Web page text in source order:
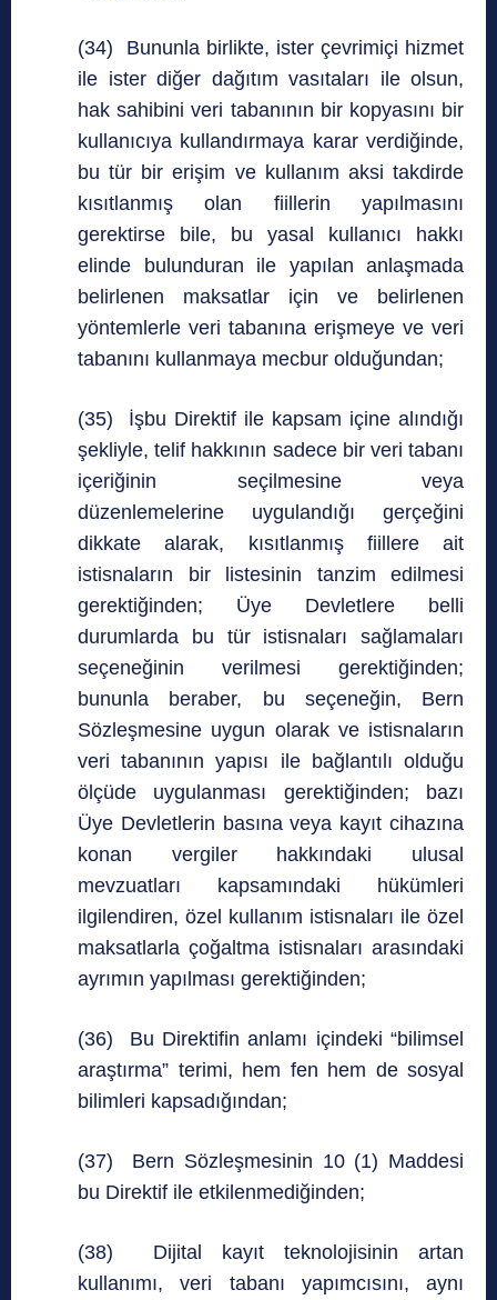
(34) Bununla birlikte, ister çevrimiçi hizmet
ile ister diğer dağıtım vasıtaları ile olsun,
hak sahibini veri tabanının bir kopyasını bir
kullanıcıya kullandırmaya karar verdiğinde,
bu tür bir erişim ve kullanım aksi takdirde
kısıtlanmış olan fiillerin yapılmasını
gerektirse bile, bu yasal kullanıcı hakkı
elinde bulunduran ile yapılan anlaşmada
belirlenen maksatlar için ve belirlenen
yöntemlerle veri tabanına erişmeye ve veri
tabanını kullanmaya mecbur olduğundan;
(35) İşbu Direktif ile kapsam içine alındığı
şekliyle, telif hakkının sadece bir veri tabanı
içeriğinin seçilmesine veya
düzenlemelerine uygulandığı gerçeğini
dikkate alarak, kısıtlanmış fiillere ait
istisnaların bir listesinin tanzim edilmesi
gerektiğinden; Üye Devletlere belli
durumlarda bu tür istisnaları sağlamaları
seçeneğinin verilmesi gerektiğinden;
bununla beraber, bu seçeneğin, Bern
Sözleşmesine uygun olarak ve istisnaların
veri tabanının yapısı ile bağlantılı olduğu
ölçüde uygulanması gerektiğinden; bazı
Üye Devletlerin basına veya kayıt cihazına
konan vergiler hakkındaki ulusal
mevzuatları kapsamındaki hükümleri
ilgilendiren, özel kullanım istisnaları ile özel
maksatlarla çoğaltma istisnaları arasındaki
ayrımın yapılması gerektiğinden;
(36) Bu Direktifin anlamı içindeki “bilimsel
araştırma” terimi, hem fen hem de sosyal
bilimleri kapsadığından;
(37) Bern Sözleşmesinin 10 (1) Maddesi
bu Direktif ile etkilenmediğinden;
(38) Dijital kayıt teknolojisinin artan
kullanımı, veri tabanı yapımcısını, aynı